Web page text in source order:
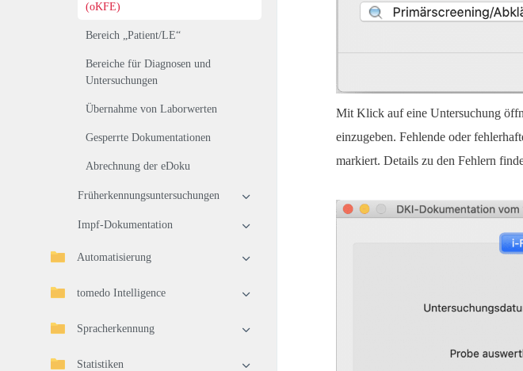
(oKFE)
Bereich „Patient/LE“
Bereiche für Diagnosen und
Untersuchungen
Übernahme von Laborwerten
Gesperrte Dokumentationen
Abrechnung der eDoku
Früherkennungsuntersuchungen
Impf-Dokumentation
Automatisierung
tomedo Intelligence
Spracherkennung
Statistiken
Mit Klick auf eine Untersuchung
einzugeben. Fehlende oder
markiert. Details zu den Fehlern